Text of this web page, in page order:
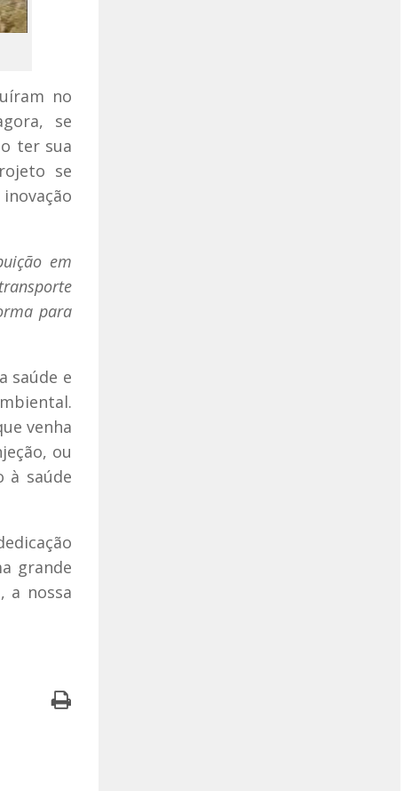
no
se
ter sua
se
em
para
saúde e
venha
ou
à saúde
grande
a nossa